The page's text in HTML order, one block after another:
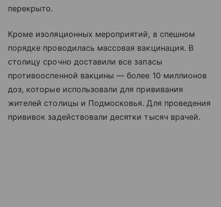
перекрыто.
Кроме изоляционных мероприятий, в спешном
порядке проводилась массовая вакцинация. В
столицу срочно доставили все запасы
противооспенной вакцины — более 10 миллионов
доз, которые использовали для прививания
жителей столицы и Подмосковья. Для проведения
прививок задействовали десятки тысяч врачей.